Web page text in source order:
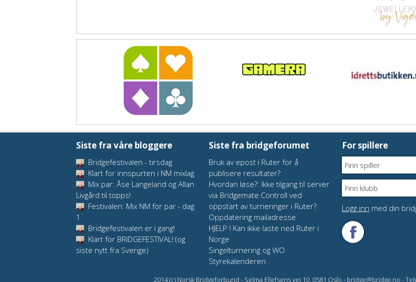
Siste fra våre bloggere
Bridgefestivalen - tirsdag
Klart for innspurten i NM mixlag
Mix par: Åse Langeland og Allan
Livgård til topps!
Festivalen: Mix NM for par - dag
1
Bridgefestivalen er i gang!
Klart for BRIDGEFESTIVAL! (og
siste nytt fra Sverige)
Siste fra bridgeforumet
Bruk av epost i Ruter for å
publisere resultater?
Hvordan løse?: Ikke tilgang til server
via Bridgemate Controll ved
oppstart av turneringer i Ruter?
Oppdatering mailadresse
HJELP ! Kan ikke laste ned Ruter i
Norge
Singelturnering og WO
Styrekalenderen
For spillere
Logg inn med din
2014 (c) Norsk Bridgeforbund - Selma Ellefsens vei 10, 0581 Oslo - bridge@bridge.no -